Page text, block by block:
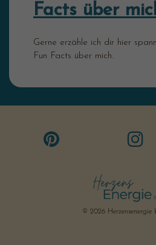
Facts über
Gerne erzähle ich dir hier
Fun Facts über mich.
© 2026 Herzensenergie